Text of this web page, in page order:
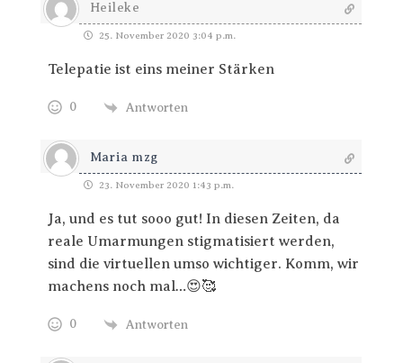
Heileke
25. November 2020 3:04 p.m.
Telepatie ist eins meiner Stärken
0 Antworten
Maria mzg
23. November 2020 1:43 p.m.
Ja, und es tut sooo gut! In diesen Zeiten, da
reale Umarmungen stigmatisiert werden,
sind die virtuellen umso wichtiger. Komm, wir
machens noch mal…😍🥰
0 Antworten